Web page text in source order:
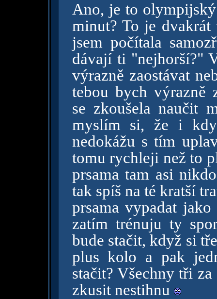
Ano, je to
minut? To je
jsem počítala
dávají ti "nejhorší?"
výrazně zaostávat
tebou bych výrazně
se zkoušela naučit
myslím si, že i
nedokážu s tím
tomu rychleji než to
prsama tam asi
tak spíš na té kratší
prsama vypadat
zatím trénuju ty
bude stačit, když si
plus kolo a pak
stačit? Všechny tři
zkusit nestihnu